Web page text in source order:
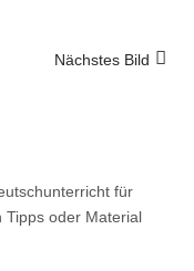
Nächstes Bild
für
Tipps oder Material